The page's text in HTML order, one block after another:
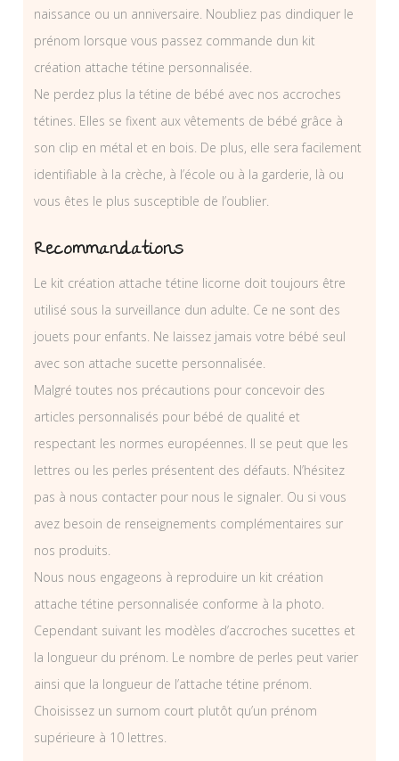
naissance ou un anniversaire. Noubliez pas dindiquer le
prénom lorsque vous passez commande dun kit
création attache tétine personnalisée.
Ne perdez plus la tétine de bébé avec nos accroches
tétines. Elles se fixent aux vêtements de bébé grâce à
son clip en métal et en bois. De plus, elle sera facilement
identifiable à la crèche, à l’école ou à la garderie, là ou
vous êtes le plus susceptible de l’oublier.
Recommandations
Le kit création attache tétine licorne doit toujours être
utilisé sous la surveillance dun adulte. Ce ne sont des
jouets pour enfants. Ne laissez jamais votre bébé seul
avec son attache sucette personnalisée.
Malgré toutes nos précautions pour concevoir des
articles personnalisés pour bébé de qualité et
respectant les normes européennes. Il se peut que les
lettres ou les perles présentent des défauts. N’hésitez
pas à nous contacter pour nous le signaler. Ou si vous
avez besoin de renseignements complémentaires sur
nos produits.
Nous nous engageons à reproduire un kit création
attache tétine personnalisée conforme à la photo.
Cependant suivant les modèles d’accroches sucettes et
la longueur du prénom. Le nombre de perles peut varier
ainsi que la longueur de l’attache tétine prénom.
Choisissez un surnom court plutôt qu’un prénom
supérieure à 10 lettres.